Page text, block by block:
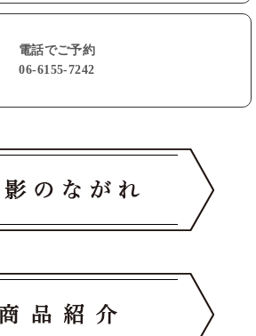
電話でご予約
06-6155-7242